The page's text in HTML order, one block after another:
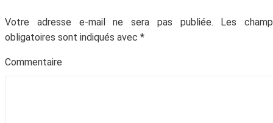
Votre adresse e-mail ne sera pas publiée.
Les
obligatoires sont indiqués avec *
Commentaire
entreprise.